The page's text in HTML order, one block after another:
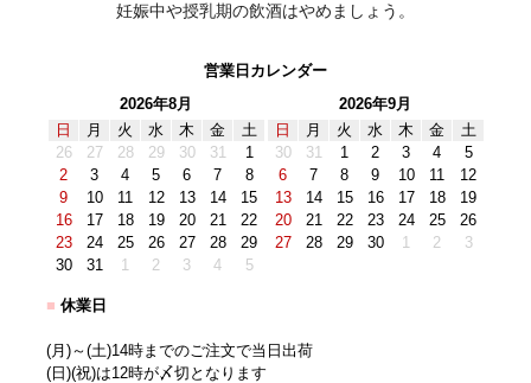
妊娠中や授乳期の飲酒はやめましょう。
営業日カレンダー
2026年8月
日
月 火 水 木 金
土
26
27 28 29 30 31
1
2
3 4 5 6 7
8
9
10 11 12 13 14
15
16
17 18 19 20 21
22
23
24 25 26 27 28
29
30
31 1 2 3 4 5
2026年9月
日
月 火 水 木 金
土
30
31 1 2 3 4
5
6
7 8 9 10 11
12
13
14 15 16 17 18
19
20
21 22 23 24 25
26
27
28 29 30 1 2 3
■ 休業日
(月)～(土)14時までのご注文で当日出荷
(日)(祝)は12時が〆切となります